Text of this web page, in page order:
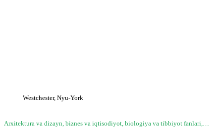
Westchester, Nyu-York
Arxitektura va dizayn, biznes va iqtisodiyot, biologiya va tibbiyot fanlari,…